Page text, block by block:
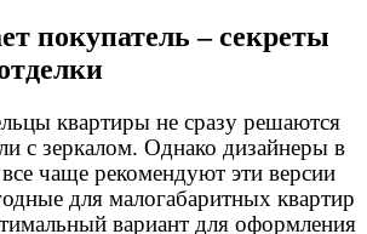
покупатель – секреты
квартиры не сразу решаются
с зеркалом. Однако дизайнеры в
чаще рекомендуют эти версии
для малогабаритных квартир
вариант для оформления